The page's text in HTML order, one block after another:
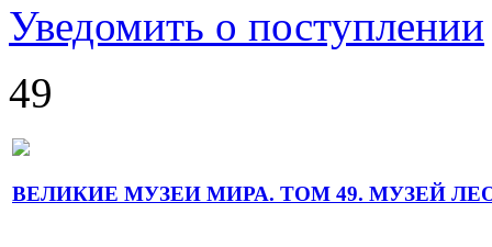
Уведомить о поступлении
49
ВЕЛИКИЕ МУЗЕИ МИРА. ТОМ 49. МУЗЕЙ